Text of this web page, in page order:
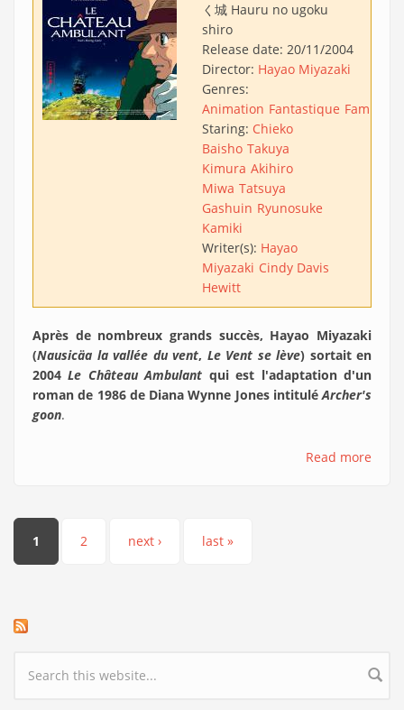
く城 Hauru no ugoku
shiro
Release date: 20/11/2004
Director: Hayao Miyazaki
Genres:
Animation Fantastique Famille
Staring: Chieko
Baisho Takuya
Kimura Akihiro
Miwa Tatsuya
Gashuin Ryunosuke
Kamiki
Writer(s): Hayao
Miyazaki Cindy Davis
Hewitt
Après de nombreux grands succès, Hayao Miyazaki
(Nausicäa la vallée du vent, Le Vent se lève) sortait en
2004Le Château Ambulant qui est l'adaptation d'un
roman de 1986 de Diana Wynne Jones intituléArcher's
goon.
Read more
Pages
1 2 next › last »
Search form